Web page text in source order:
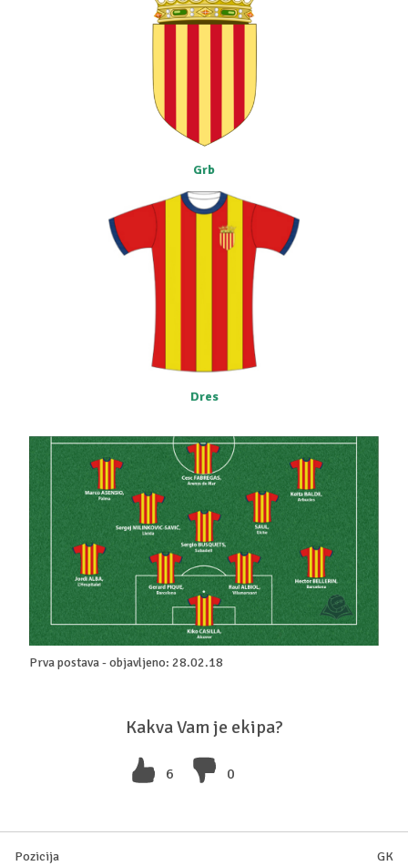
Grb
Dres
Kakva Vam je ekipa?
6 0
Prva postava - objavljeno: 28.02.18
GK